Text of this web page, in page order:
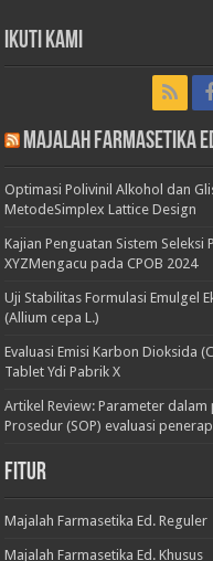
Ikuti Kami
Majalah Farmasetika
Optimasi Polivinil Alkohol dan
MetodeSimplex Lattice Design
Kajian Penguatan Sistem Seleksi
XYZMengacu pada CPOB 2024
Uji Stabilitas Formulasi Emulgel
(Allium cepa L.)
Evaluasi Emisi Karbon Dioksida
Tablet Ydi Pabrik X
Artikel Review: Parameter
Prosedur (SOP) evaluasi
Fitur
Majalah Farmasetika Ed. Reguler
Majalah Farmasetika Ed. Khusus